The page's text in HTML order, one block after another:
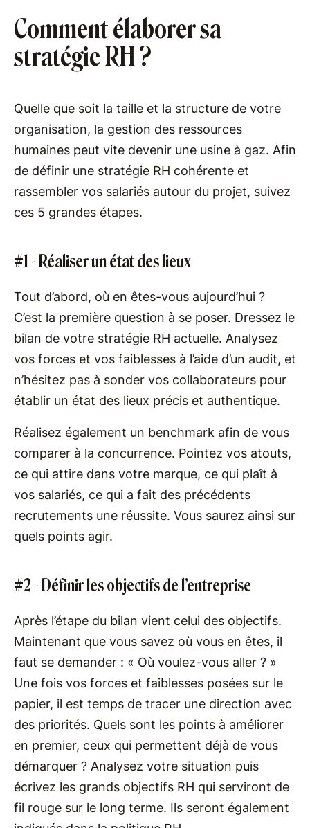
Comment élaborer sa
stratégie RH ?
Quelle que soit la taille et la structure de votre
organisation, la gestion des ressources
humaines peut vite devenir une usine à gaz. Afin
de définir une stratégie RH cohérente et
rassembler vos salariés autour du projet, suivez
ces 5 grandes étapes.
#1 - Réaliser un état des lieux
Tout d’abord, où en êtes-vous aujourd’hui ?
C’est la première question à se poser. Dressez le
bilan de votre stratégie RH actuelle. Analysez
vos forces et vos faiblesses à l’aide d’un audit, et
n’hésitez pas à sonder vos collaborateurs pour
établir un état des lieux précis et authentique.
Réalisez également un benchmark afin de vous
comparer à la concurrence. Pointez vos atouts,
ce qui attire dans votre marque, ce qui plaît à
vos salariés, ce qui a fait des précédents
recrutements une réussite. Vous saurez ainsi sur
quels points agir.
#2 - Définir les objectifs de l’entreprise
Après l’étape du bilan vient celui des objectifs.
Maintenant que vous savez où vous en ête​s, il
faut se demander : « Où voulez-vous aller ? »
Une fois vos forces et faiblesses posées sur le
papier, il est temps de tracer une direction avec
des priorités. Quels sont les points à améliorer
en premier, ceux qui permettent déjà de vous
démarquer ? Analysez votre situation puis
écrivez les grands objectifs RH qui serviront de
fil rouge sur le long terme. Ils seront également